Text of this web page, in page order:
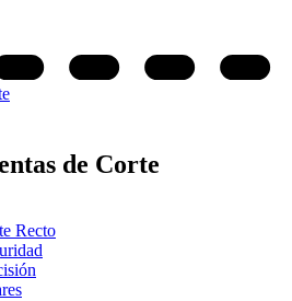
de Corte
Recto